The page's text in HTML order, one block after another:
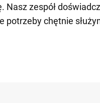
Nasz zespół
potrzeby chętnie